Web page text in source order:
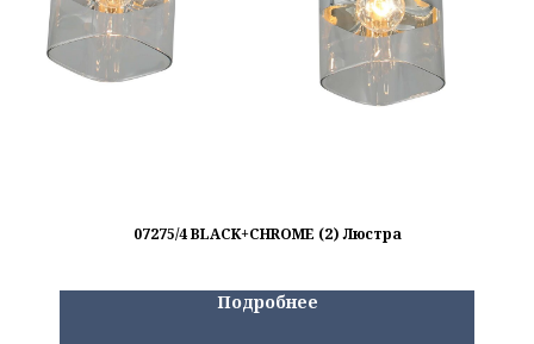
07275/4 BLACK+CHROME (2) Люстра
Подробнее